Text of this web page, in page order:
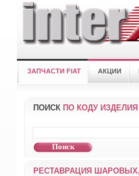
ЗАПЧАСТИ FIAT АКЦИИ
ПОИСК ПО КОДУ ИЗДЕЛИЯ
РЕСТАВРАЦИЯ